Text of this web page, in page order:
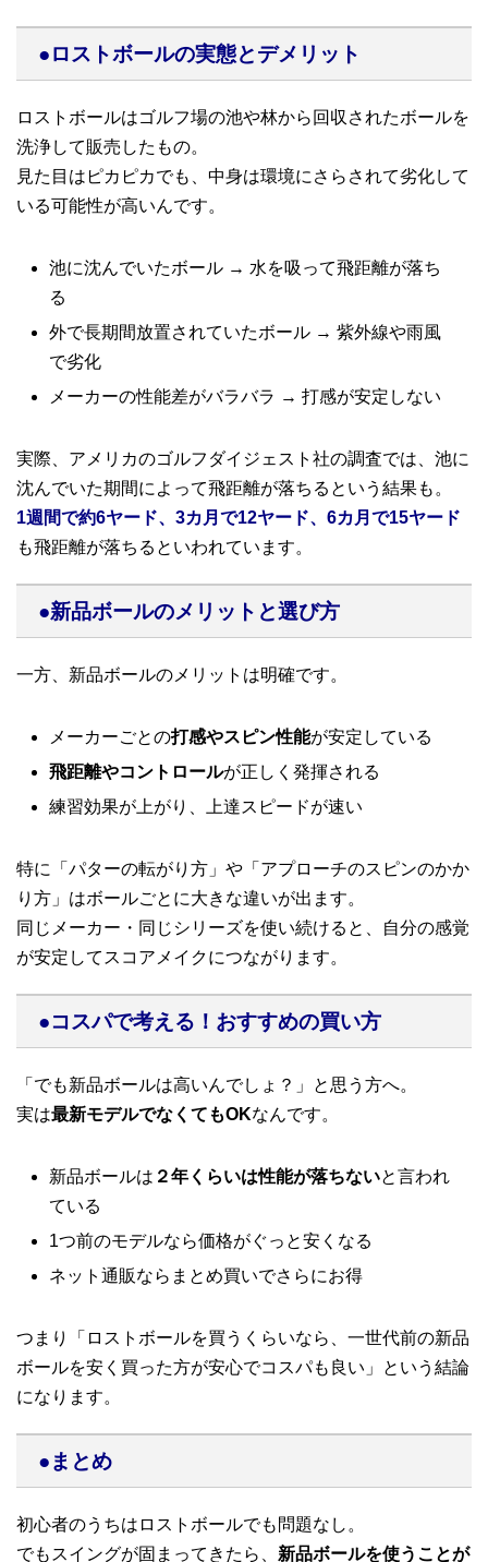
●ロストボールの実態とデメリット
ロストボールはゴルフ場の池や林から回収されたボールを
洗浄して販売したもの。
見た目はピカピカでも、中身は環境にさらされて劣化して
いる可能性が高いんです。
池に沈んでいたボール → 水を吸って飛距離が落ち
る
外で長期間放置されていたボール → 紫外線や雨風
で劣化
メーカーの性能差がバラバラ → 打感が安定しない
実際、アメリカのゴルフダイジェスト社の調査では、池に
沈んでいた期間によって飛距離が落ちるという結果も。
1週間で約6ヤード、3カ月で12ヤード、6カ月で15ヤード
も飛距離が落ちるといわれています。
●新品ボールのメリットと選び方
一方、新品ボールのメリットは明確です。
メーカーごとの打感やスピン性能が安定している
飛距離やコントロールが正しく発揮される
練習効果が上がり、上達スピードが速い
特に「パターの転がり方」や「アプローチのスピンのかか
り方」はボールごとに大きな違いが出ます。
同じメーカー・同じシリーズを使い続けると、自分の感覚
が安定してスコアメイクにつながります。
●コスパで考える！おすすめの買い方
「でも新品ボールは高いんでしょ？」と思う方へ。
実は最新モデルでなくてもOKなんです。
新品ボールは ２年くらいは性能が落ちないと言われ
ている
1つ前のモデルなら価格がぐっと安くなる
ネット通販ならまとめ買いでさらにお得
つまり「ロストボールを買うくらいなら、一世代前の新品
ボールを安く買った方が安心でコスパも良い」という結論
になります。
●まとめ
初心者のうちはロストボールでも問題なし。
でもスイングが固まってきたら、 新品ボールを使うことが